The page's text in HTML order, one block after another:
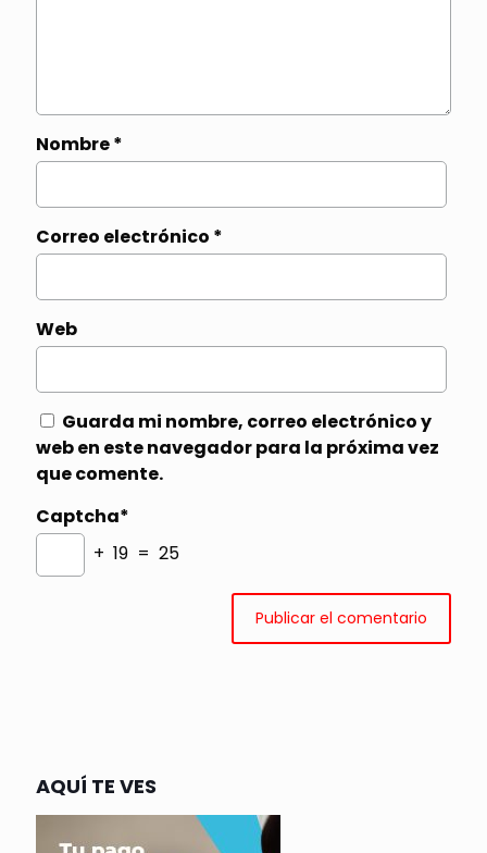
Nombre*
Correo electrónico *
Web
Guarda mi nombre, correo electrónico y
web en este navegador para la próxima vez
que comente.
Captcha*
+ 19 = 25
AQUÍ TE VES